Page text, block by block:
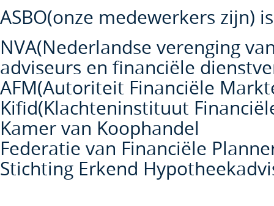
ASBO(onze medewerkers zijn)
NVA(Nederlandse verenging
adviseurs en financiële
AFM(Autoriteit Financiële
Kifid(Klachteninstituut
Kamer van Koophandel
Federatie van Financiële
Stichting Erkend